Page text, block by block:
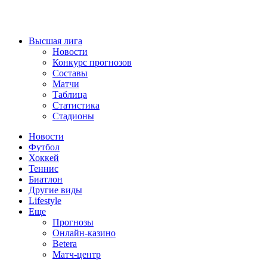
Высшая лига
Новости
Конкурс прогнозов
Составы
Матчи
Таблица
Статистика
Стадионы
Новости
Футбол
Хоккей
Теннис
Биатлон
Другие виды
Lifestyle
Еще
Прогнозы
Онлайн-казино
Betera
Матч-центр